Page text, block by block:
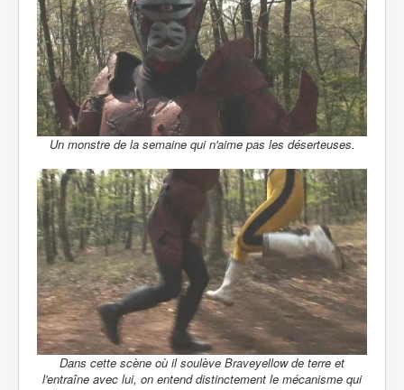
Un monstre de la semaine qui n'aime pas les déserteuses.
Dans cette scène où il soulève Braveyellow de terre et
l'entraîne avec lui, on entend distinctement le mécanisme qui